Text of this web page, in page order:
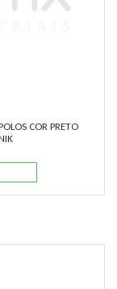
COR PRETO